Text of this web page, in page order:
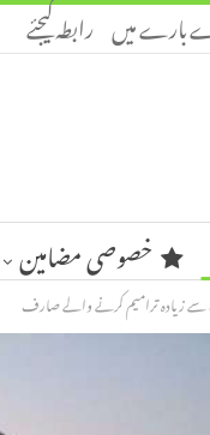
بارے میں رابطہ کیجئے
خصوصی مضامین
سے زیادہ ترامیم کرنے والے صارف